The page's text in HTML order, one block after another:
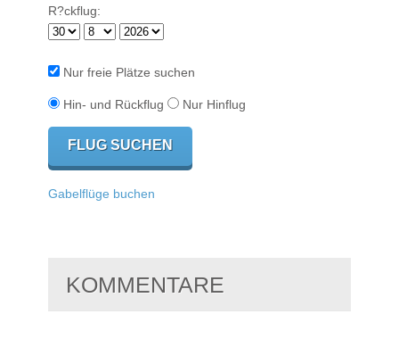
R?ckflug:
Nur freie Plätze suchen
Hin- und Rückflug Nur Hinflug
Gabelflüge buchen
KOMMENTARE